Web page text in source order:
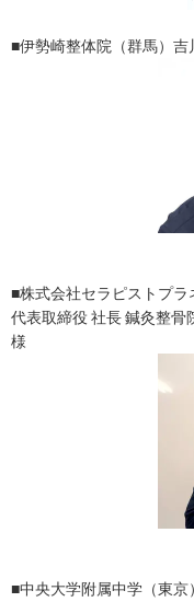
■伊勢崎整体院（群馬）吉
■株式会社セラピストプラ
代表取締役 社長 鍼灸整
様
■中央大学附属中学（東京）